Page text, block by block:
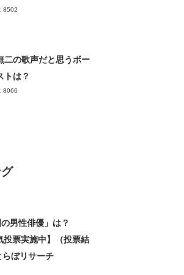
8502
二の歌声だと思うボー
トは？
8066
男性俳優」は？
投票実施中】（投票結
ぼリサーチ